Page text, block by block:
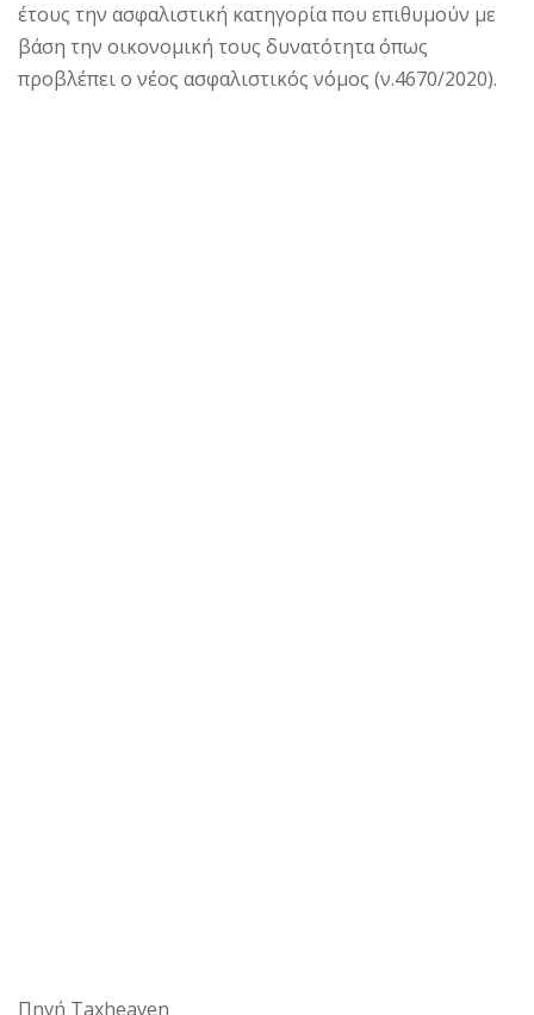
έτους την ασφαλιστική κατηγορία που επιθυμούν με
βάση την οικονομική τους δυνατότητα όπως
προβλέπει ο νέος ασφαλιστικός νόμος (ν.4670/2020).
Πηγή Taxheaven